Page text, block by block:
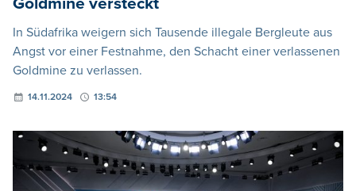
In Südafrika weigern sich Tausende illegale Bergleute aus
Angst vor einer Festnahme, den Schacht einer verlassenen
Goldmine zu verlassen.
14.11.2024 13:54